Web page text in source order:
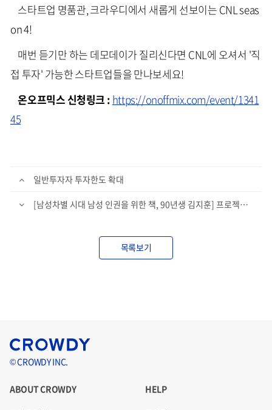
스타트업 명품관, 크라우디에서 새롭게 선보이는 CNL seas
on 4!
매번 듣기만 하는 데모데이가 질리신다면 CNL에 오셔서 '직
접 투자' 가능한 스타트업들을 만나보세요!
온오프믹스 신청링크 : https://onoffmix.com/event/1341
45
일반투자자 투자한도 확대
[남성차별 시대 남성 인권을 위한 책, 90년생 김지훈] 프로젝트 중단 안내
목록보기
© CROWDY INC.
ABOUT CROWDY HELP